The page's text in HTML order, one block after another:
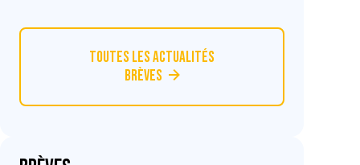
Toutes les actualités
Brèves